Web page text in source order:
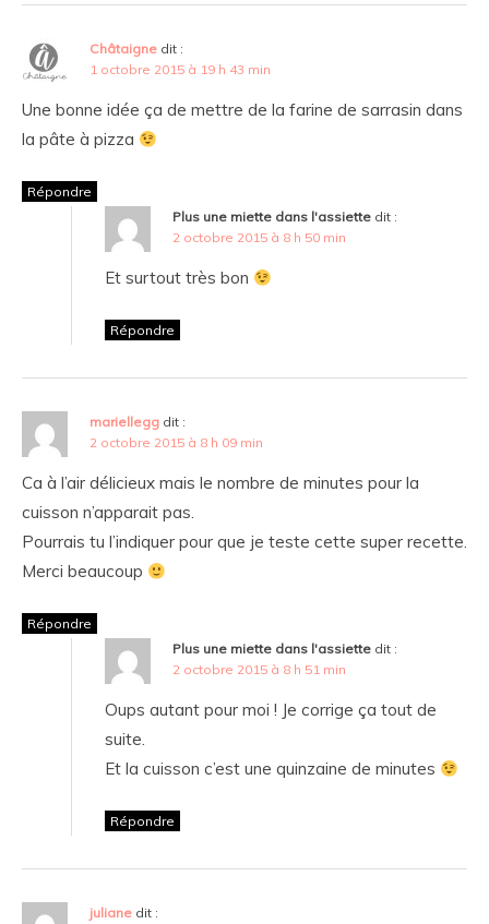
Châtaigne dit :
1 octobre 2015 à 19 h 43 min
Une bonne idée ça de mettre de la farine de sarrasin dans
la pâte à pizza
Répondre
Plus une miette dans l'assiette dit :
2 octobre 2015 à 8 h 50 min
Et surtout très bon
Répondre
mariellegg dit :
2 octobre 2015 à 8 h 09 min
Ca à l’air délicieux mais le nombre de minutes pour la
cuisson n’apparait pas.
Pourrais tu l’indiquer pour que je teste cette super recette.
Merci beaucoup
Répondre
Plus une miette dans l'assiette dit :
2 octobre 2015 à 8 h 51 min
Oups autant pour moi ! Je corrige ça tout de
suite.
Et la cuisson c’est une quinzaine de minutes
Répondre
juliane dit :